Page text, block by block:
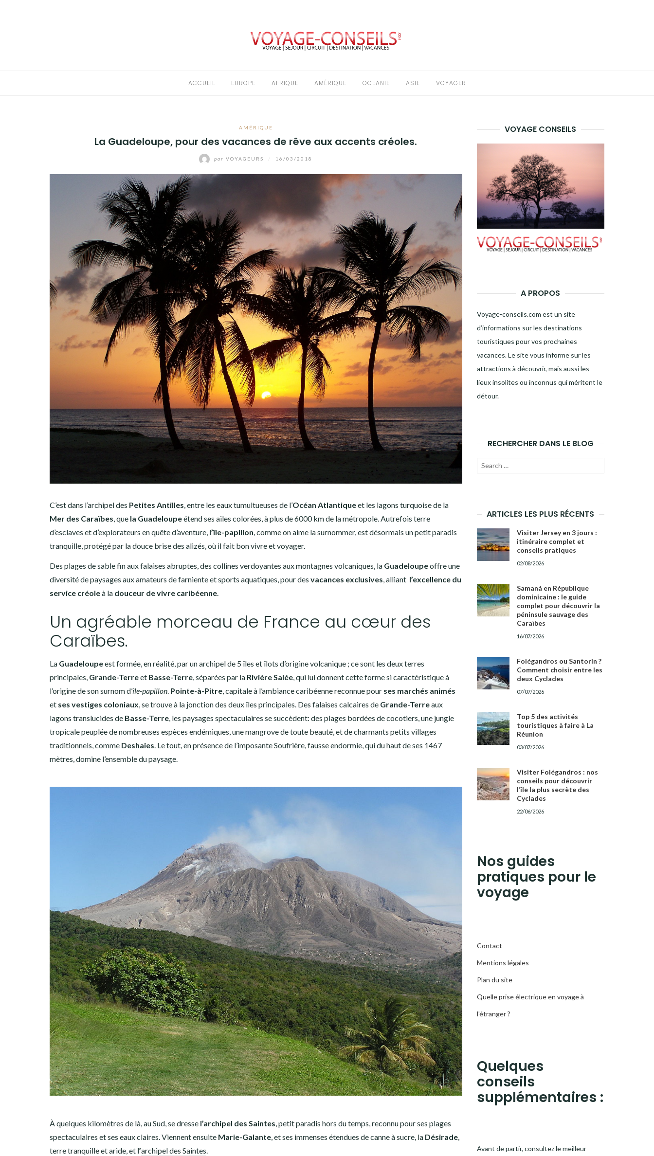
ACCUEIL EUROPE AFRIQUE AMÉRIQUE OCEANIE ASIE VOYAGER
AMÉRIQUE
La Guadeloupe, pour des vacances de rêve aux accents créoles.
par VOYAGEURS 16/03/2018
C’est dans l’archipel des Petites Antilles , entre les eaux tumultueuses de l’Océan Atlantiqueet les lagons turquoise de la
Mer des Caraïbes , que la Guadeloupeétend ses ailes colorées, à plus de 6000 km de la métropole. Autrefois terre
d’esclaves et d’explorateurs en quête d’aventure, l’île-papillon , comme on aime la surnommer, est désormais un petit paradis
tranquille, protégé par la douce brise des alizés, où il fait bon vivre et voyager.
Des plages de sable fin aux falaises abruptes, des collines verdoyantes aux montagnes volcaniques, la Guadeloupeoffre une
diversité de paysages aux amateurs de farniente et sports aquatiques, pour des vacances exclusives , alliant l’excellence du
service créoleà la douceur de vivre caribéenne
Un agréable morceau de France au cœur des
Caraïbes.
La Guadeloupeest formée, en réalité, par un archipel de 5 îles et îlots d’origine volcanique ; ce sont les deux terres
principales, Grande-Terreet Basse-Terre , séparées par la Rivière Salée , qui lui donnent cette forme si caractéristique à
l’origine de son surnom d’île-papillon Pointe-à-Pitre , capitale à l’ambiance caribéenne reconnue pour ses marchés animés
et ses vestiges coloniaux , se trouve à la jonction des deux îles principales. Des falaises calcaires de Grande-Terreaux
lagons translucides de Basse-Terre , les paysages spectaculaires se succèdent: des plages bordées de cocotiers, une jungle
tropicale peuplée de nombreuses espèces endémiques, une mangrove de toute beauté, et de charmants petits villages
traditionnels, comme Deshaies . Le tout, en présence de l’imposante Soufrière, fausse endormie, qui du haut de ses 1467
mètres, domine l’ensemble du paysage.
À quelques kilomètres de là, au Sud, se dresse l’archipel des Saintes, petit paradis hors du temps, reconnu pour ses plages
spectaculaires et ses eaux claires. Viennent ensuite Marie-Galante, et ses immenses étendues de canne à sucre, la Désirade,
terre tranquille et aride, et l’archipel des Saintes.
VOYAGE CONSEILS
A PROPOS
Voyage-conseils.com est un site
d’informations sur les destinations
touristiques pour vos prochaines
vacances. Le site vous informe sur les
attractions à découvrir, mais aussi les
lieux insolites ou inconnus qui méritent le
détour.
RECHERCHER DANS LE BLOG
Recherche
ARTICLES LES PLUS RÉCENTS
Visiter Jersey en 3 jours :
itinéraire complet et
conseils pratiques
02/08/2026
Samaná en République
dominicaine : le guide
complet pour découvrir la
péninsule sauvage des
Caraïbes
16/07/2026
Folégandros ou Santorin ?
Comment choisir entre les
deux Cyclades
07/07/2026
Top 5 des activités
touristiques à faire à La
Réunion
03/07/2026
Visiter Folégandros : nos
conseils pour découvrir
l’île la plus secrète des
Cyclades
22/06/2026
Nos guides
pratiques pour le
voyage
Contact
Mentions légales
Plan du site
Quelle prise électrique en voyage à
l'étranger ?
Quelques
conseils
supplémentaires :
Avant de partir, consultez le meilleur